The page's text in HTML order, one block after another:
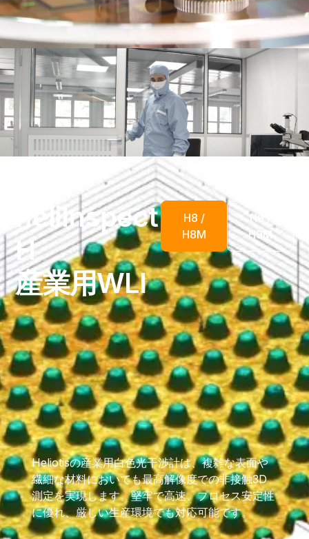
heliInspect
H
産業用WLI
H8 /
H8M
H9 /
H9M
Heliotisの産業用白色光干渉計は、複雑な表面や
繊細な材料においても最高解像度での非接触3D
測定を実現します。堅牢で高速、プロセス安定性
に優れ、厳しい生産環境でも対応可能です。